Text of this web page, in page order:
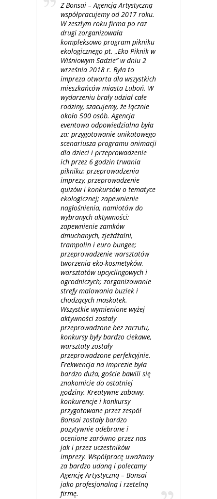
Z Bonsai – Agencją Artystyczną
współpracujemy od 2017 roku.
W zeszłym roku firma po raz
drugi zorganizowała
kompleksowo program pikniku
ekologicznego pt. „Eko Piknik w
Wiśniowym Sadzie” w dniu 2
września 2018 r. Była to
impreza otwarta dla wszystkich
mieszkańców miasta Luboń. W
wydarzeniu brały udział całe
rodziny, szacujemy, że łącznie
około 500 osób. Agencja
eventowa odpowiedzialna była
za: przygotowanie unikatowego
scenariusza programu animacji
dla dzieci i przeprowadzenie
ich przez 6 godzin trwania
pikniku; przeprowadzenia
imprezy, przeprowadzenie
quizów i konkursów o tematyce
ekologicznej; zapewnienie
nagłośnienia, namiotów do
wybranych aktywności;
zapewnienie zamków
dmuchanych, zjeżdżalni,
trampolin i euro bungee;
przeprowadzenie warsztatów
tworzenia eko-kosmetyków,
warsztatów upcyclingowych i
ogrodniczych; zorganizowanie
strefy malowania buziek i
chodzących maskotek.
Wszystkie wymienione wyżej
aktywności zostały
przeprowadzone bez zarzutu,
konkursy były bardzo ciekawe,
warsztaty zostały
przeprowadzone perfekcyjnie.
Frekwencja na imprezie była
bardzo duża, goście bawili się
znakomicie do ostatniej
godziny. Kreatywne zabawy,
konkurencje i konkursy
przygotowane przez zespół
Bonsai zostały bardzo
pozytywnie odebrane i
ocenione zarówno przez nas
jak i przez uczestników
imprezy. Współpracę uważamy
za bardzo udaną i polecamy
Agencję Artystyczną – Bonsai
jako profesjonalną i rzetelną
firmę.